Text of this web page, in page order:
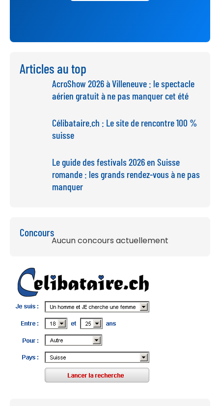
Articles au top
AcroShow 2026 à Villeneuve : le spectacle
aérien gratuit à ne pas manquer cet été
Célibataire.ch : Le site de rencontre 100 %
suisse
Le guide des festivals 2026 en Suisse
romande : les grands rendez-vous à ne pas
manquer
Concours
Aucun concours actuellement